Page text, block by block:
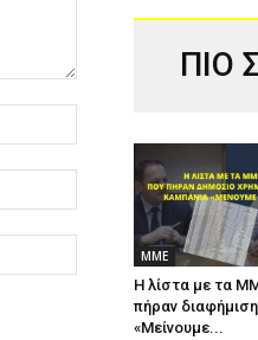
ΠΙΟ
ΜΜΕ
Η λίστα με τα
πήραν διαφήμιση
«Μείνουμε...